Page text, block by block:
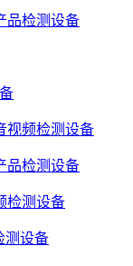
品检测设备
视频检测设备
品检测设备
检测设备
测设备